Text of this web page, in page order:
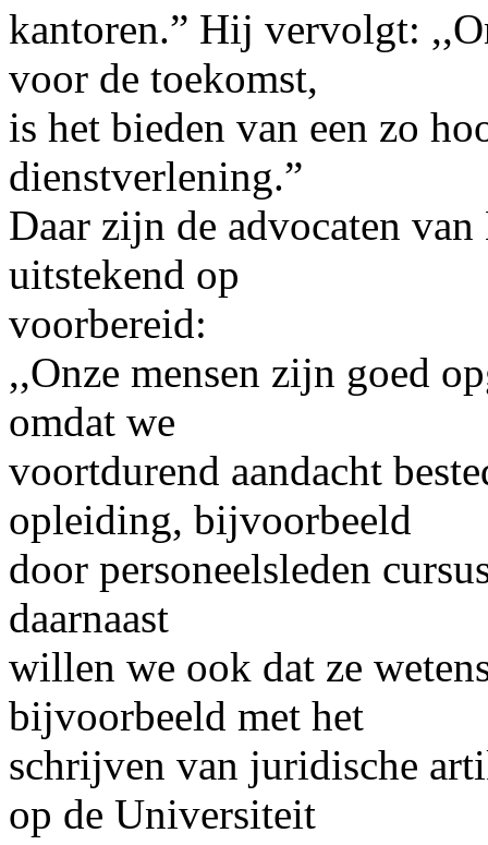
kantoren.” Hij vervolgt:
voor de toekomst,
is het bieden van een zo
dienstverlening.”
Daar zijn de advocaten
uitstekend op
voorbereid:
,,Onze mensen zijn goed
omdat we
voortdurend aandacht
opleiding, bijvoorbeeld
door personeelsleden
daarnaast
willen we ook dat ze
bijvoorbeeld met het
schrijven van juridische
op de Universiteit